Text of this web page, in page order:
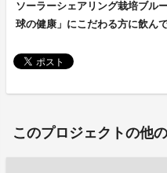
ソーラーシェアリング栽培ブル
球の健康」にこだわる方に飲ん
このプロジェクトの他